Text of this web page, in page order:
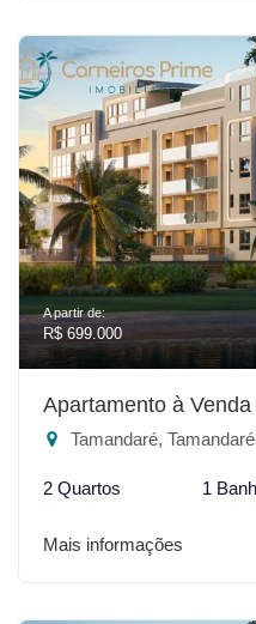
A partir de:
R$ 699.000
Apartamento à
Tamandaré,
2 Quartos 1
Mais informações